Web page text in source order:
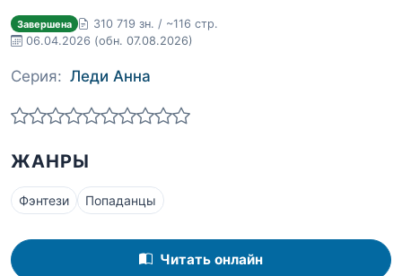
Завершена
310 719 зн. / ~116 стр.
06.04.2026 (обн. 07.08.2026)
Серия: Леди Анна
ЖАНРЫ
Фэнтези Попаданцы
Читать онлайн